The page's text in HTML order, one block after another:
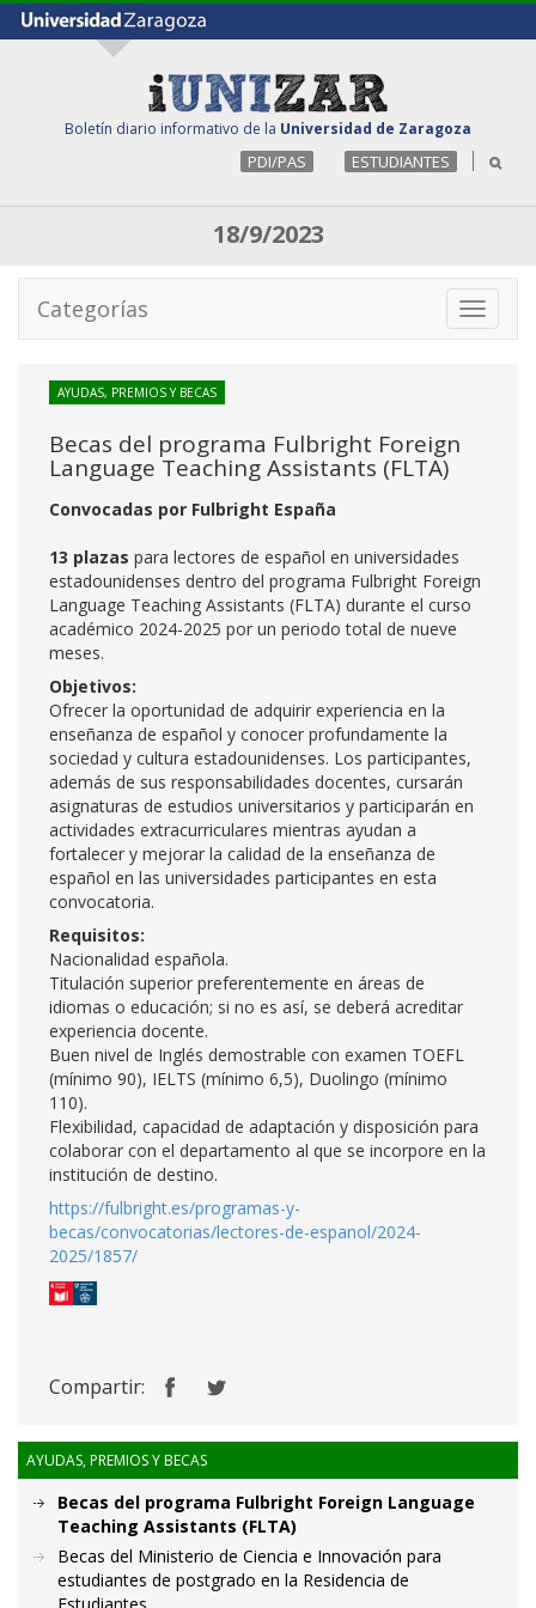
Boletín diario informativo de la Universidad de Zaragoza
PDI/PAS ESTUDIANTES
18/9/2023
Toggle
Categorías
AYUDAS, PREMIOS Y BECAS
Becas del programa Fulbright Foreign
Language Teaching Assistants (FLTA)
Convocadas por Fulbright España
13 plazas para lectores de español en universidades
estadounidenses dentro del programa Fulbright Foreign
Language Teaching Assistants (FLTA) durante el curso
académico 2024-2025 por un periodo total de nueve
meses.
Objetivos:
Ofrecer la oportunidad de adquirir experiencia en la
enseñanza de español y conocer profundamente la
sociedad y cultura estadounidenses. Los participantes,
además de sus responsabilidades docentes, cursarán
asignaturas de estudios universitarios y participarán en
actividades extracurriculares mientras ayudan a
fortalecer y mejorar la calidad de la enseñanza de
español en las universidades participantes en esta
convocatoria.
Requisitos:
Nacionalidad española.
Titulación superior preferentemente en áreas de
idiomas o educación; si no es así, se deberá acreditar
experiencia docente.
Buen nivel de Inglés demostrable con examen TOEFL
(mínimo 90), IELTS (mínimo 6,5), Duolingo (mínimo
110).
Flexibilidad, capacidad de adaptación y disposición para
colaborar con el departamento al que se incorpore en la
institución de destino.
https://fulbright.es/programas-y-
becas/convocatorias/lectores-de-espanol/2024-
2025/1857/
Compartir:
AYUDAS, PREMIOS Y BECAS
Becas del programa Fulbright Foreign Language
Teaching Assistants (FLTA)
Becas del Ministerio de Ciencia e Innovación para
estudiantes de postgrado en la Residencia de